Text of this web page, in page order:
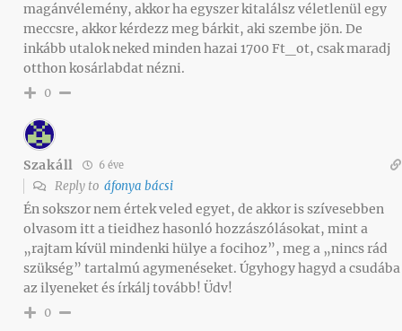
magánvélemény, akkor ha egyszer kitalálsz véletlenül egy
meccsre, akkor kérdezz meg bárkit, aki szembe jön. De
inkább utalok neked minden hazai 1700 Ft_ot, csak maradj
otthon kosárlabdat nézni.
0
Szakáll 6 éve
Reply to áfonya bácsi
Én sokszor nem értek veled egyet, de akkor is szívesebben
olvasom itt a tieidhez hasonló hozzászólásokat, mint a
„rajtam kívül mindenki hülye a focihoz”, meg a „nincs rád
szükség” tartalmú agymenéseket. Úgyhogy hagyd a csudába
az ilyeneket és írkálj tovább! Üdv!
0